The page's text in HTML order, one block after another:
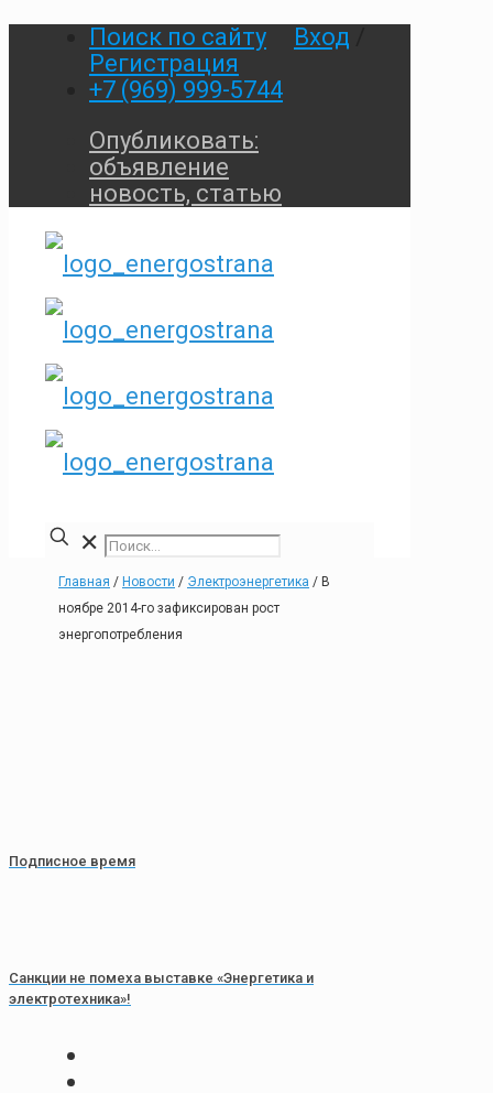
Поиск по сайту Вход
Регистрация
+7 (969) 999-5744
Опубликовать:
объявление
новость, статью
✕
Главная / Новости / Электроэнергетика / В
ноябре 2014-го зафиксирован рост
энергопотребления
Подписное время
Санкции не помеха выставке «Энергетика и
электротехника»!